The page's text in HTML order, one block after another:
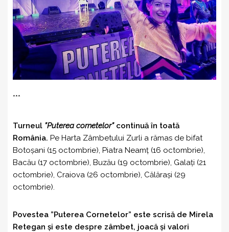
***
Turneul ”Puterea cornetelor” continuă în toată
România. Pe Harta Zâmbetului Zurli a rămas de bifat
Botoșani (15 octombrie), Piatra Neamț (16 octombrie),
Bacău (17 octombrie), Buzău (19 octombrie), Galați (21
octombrie), Craiova (26 octombrie), Călărași (29
octombrie).
Povestea ”Puterea Cornetelor” este scrisă de Mirela
Retegan și este despre zâmbet, joacă și valori